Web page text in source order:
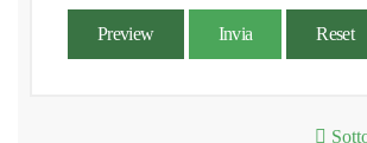
Preview Invia Reset